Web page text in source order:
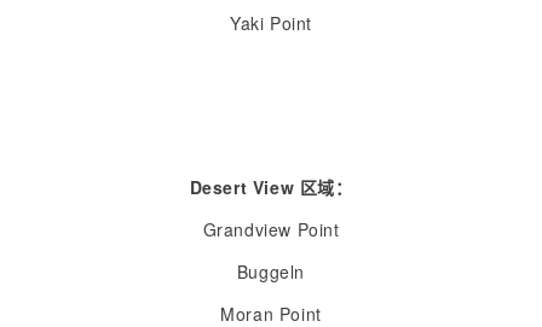
Yaki Point
Desert View 区域：
Grandview Point
Buggeln
Moran Point